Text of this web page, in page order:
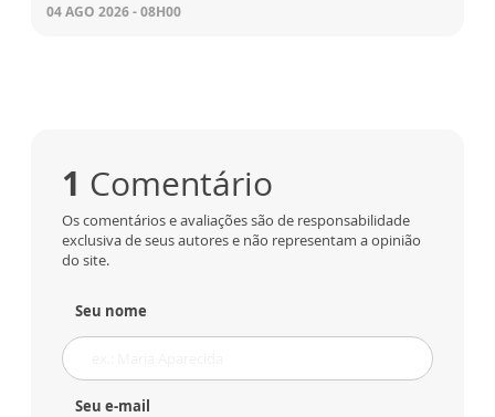
04 AGO 2026 - 08H00
1 Comentário
Os comentários e avaliações são de responsabilidade
exclusiva de seus autores e não representam a opinião
do site.
Seu nome
Seu e-mail